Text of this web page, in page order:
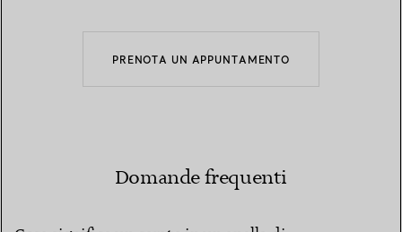
PRENOTA UN APPUNTAMENTO
Domande frequenti